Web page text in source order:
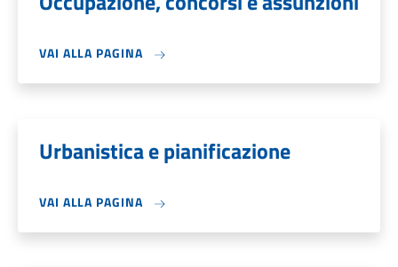
VAI ALLA PAGINA
Urbanistica e pianificazione
VAI ALLA PAGINA